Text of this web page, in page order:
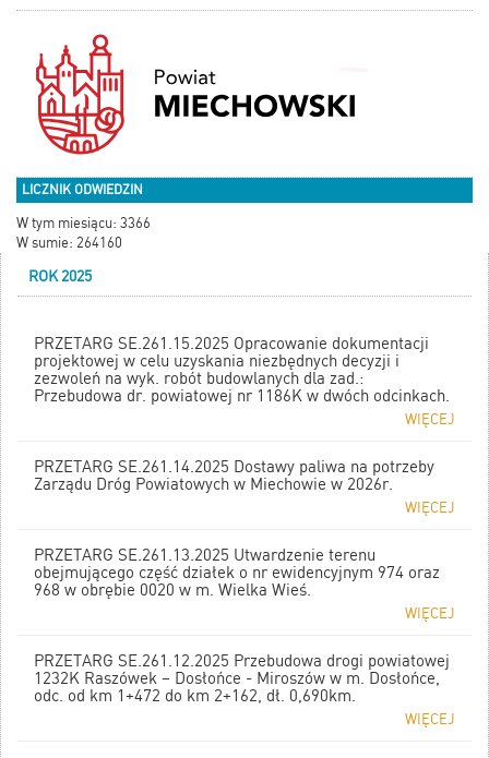
LICZNIK ODWIEDZIN
W tym miesiącu: 3366
W sumie: 264160
ROK 2025
PRZETARG SE.261.15.2025 Opracowanie dokumentacji
projektowej w celu uzyskania niezbędnych decyzji i
zezwoleń na wyk. robót budowlanych dla zad.:
Przebudowa dr. powiatowej nr 1186K w dwóch odcinkach.
WIĘCEJ
PRZETARG SE.261.14.2025 Dostawy paliwa na potrzeby
Zarządu Dróg Powiatowych w Miechowie w 2026r.
WIĘCEJ
PRZETARG SE.261.13.2025 Utwardzenie terenu
obejmującego część działek o nr ewidencyjnym 974 oraz
968 w obrębie 0020 w m. Wielka Wieś.
WIĘCEJ
PRZETARG SE.261.12.2025 Przebudowa drogi powiatowej
1232K Raszówek – Dosłońce - Miroszów w m. Dosłońce,
odc. od km 1+472 do km 2+162, dł. 0,690km.
WIĘCEJ